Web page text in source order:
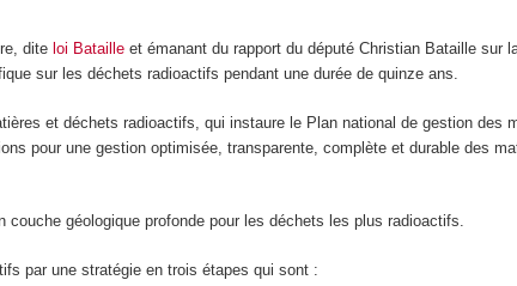
dite loi Bataille et émanant du rapport du député Christian Bataille sur
sur les déchets radioactifs pendant une durée de quinze ans.
et déchets radioactifs, qui instaure le Plan national de gestion des
pour une gestion optimisée, transparente, complète et durable des
géologique profonde pour les déchets les plus radioactifs.
par une stratégie en trois étapes qui sont :